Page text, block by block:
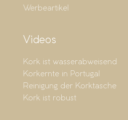
Werbeartikel
Videos
Kork ist wasserabweisend
Korkernte in Portugal
Reinigung der Korktasche
Kork ist robust